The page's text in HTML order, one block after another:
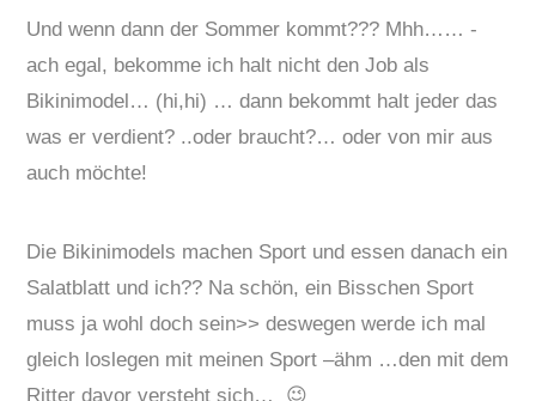
Und wenn dann der Sommer kommt??? Mhh…… -
ach egal, bekomme ich halt nicht den Job als
Bikinimodel… (hi,hi) … dann bekommt halt jeder das
was er verdient? ..oder braucht?… oder von mir aus
auch möchte!
Die Bikinimodels machen Sport und essen danach ein
Salatblatt und ich?? Na schön, ein Bisschen Sport
muss ja wohl doch sein>> deswegen werde ich mal
gleich loslegen mit meinen Sport –ähm …den mit dem
Ritter davor versteht sich… 😉